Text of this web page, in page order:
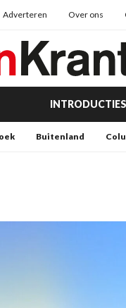
Adverteren Over ons
INTRODUCTIES
Buitenland